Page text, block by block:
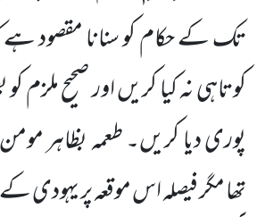
تک کے حکام کو سنانا مقصود ہے
کوتاہی نہ کیا کریں اور صحیح ملزم
پوری دیا کریں۔ طعمہ بظاہر
تھا مگر فیصلہ اس موقعہ پر یہودی